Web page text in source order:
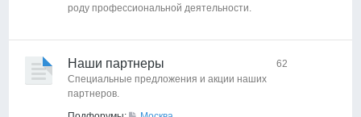
роду профессиональной деятельности.
Наши партнеры
Специальные предложения и акции наших
партнеров.
62